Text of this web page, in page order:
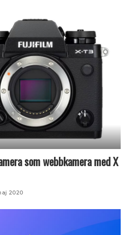
som webbkamera med X
2020